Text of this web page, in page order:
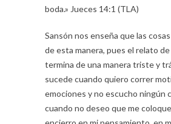
boda.» Jueces 14:1 (TLA)
Sansón nos enseña que las
de esta manera, pues el relato
termina de una manera triste y
sucede cuando quiero correr
emociones y no escucho ningún
cuando no deseo que me